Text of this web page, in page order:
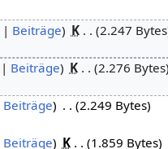
Beiträge K
2.247 Bytes
Beiträge K
2.276 Bytes
Beiträge
2.249 Bytes
Beiträge K
1.859 Bytes